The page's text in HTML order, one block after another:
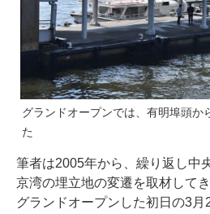
グランドオープンでは、有明埠頭か
た
筆者は2005年から、繰り返し中
京湾の埋立地の変遷を取材して
グランドオープンした初日の3